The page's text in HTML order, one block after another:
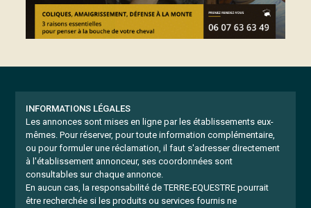
INFORMATIONS LÉGALES
Les annonces sont mises en ligne par les établissements eux-
mêmes. Pour réserver, pour toute information complémentaire,
ou pour formuler une réclamation, il faut s'adresser directement
à l'établissement annonceur, ses coordonnées sont
consultables sur chaque annonce.
En aucun cas, la responsabilité de TERRE-EQUESTRE pourrait
être recherchée si les produits ou services fournis ne